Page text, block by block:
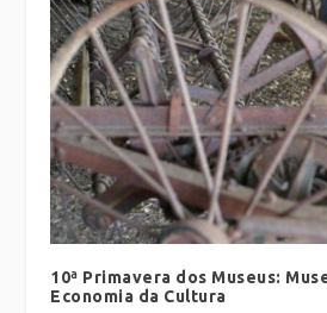
10ª Primavera dos Museus:
Economia da Cultura